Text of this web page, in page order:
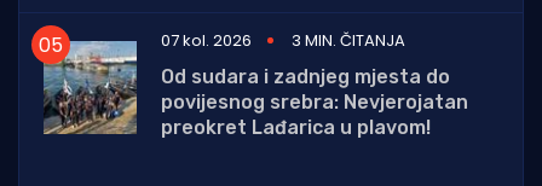
07 kol. 2026
3 MIN. ČITANJA
Od sudara i zadnjeg mjesta do
povijesnog srebra: Nevjerojatan
preokret Lađarica u plavom!